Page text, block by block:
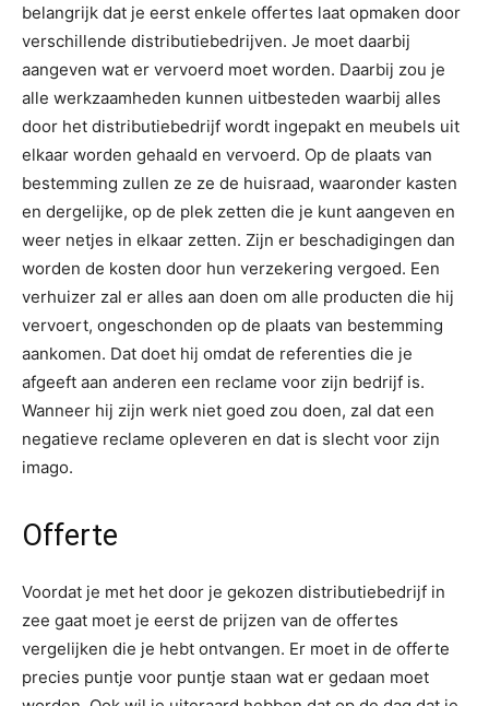
belangrijk dat je eerst enkele offertes laat opmaken door
verschillende distributiebedrijven. Je moet daarbij
aangeven wat er vervoerd moet worden. Daarbij zou je
alle werkzaamheden kunnen uitbesteden waarbij alles
door het distributiebedrijf wordt ingepakt en meubels uit
elkaar worden gehaald en vervoerd. Op de plaats van
bestemming zullen ze ze de huisraad, waaronder kasten
en dergelijke, op de plek zetten die je kunt aangeven en
weer netjes in elkaar zetten. Zijn er beschadigingen dan
worden de kosten door hun verzekering vergoed. Een
verhuizer zal er alles aan doen om alle producten die hij
vervoert, ongeschonden op de plaats van bestemming
aankomen. Dat doet hij omdat de referenties die je
afgeeft aan anderen een reclame voor zijn bedrijf is.
Wanneer hij zijn werk niet goed zou doen, zal dat een
negatieve reclame opleveren en dat is slecht voor zijn
imago.
Offerte
Voordat je met het door je gekozen distributiebedrijf in
zee gaat moet je eerst de prijzen van de offertes
vergelijken die je hebt ontvangen. Er moet in de offerte
precies puntje voor puntje staan wat er gedaan moet